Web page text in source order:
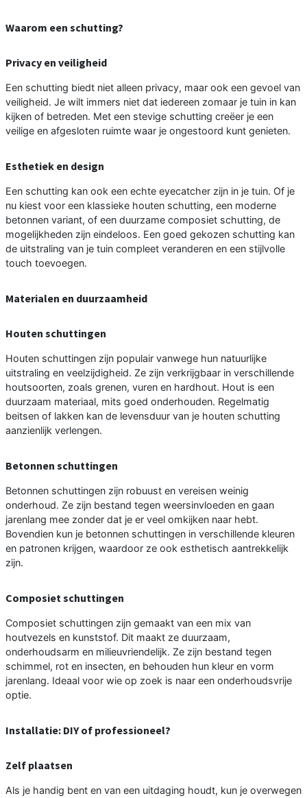
Waarom een schutting?
Privacy en veiligheid
Een schutting biedt niet alleen privacy, maar ook een gevoel van
veiligheid. Je wilt immers niet dat iedereen zomaar je tuin in kan
kijken of betreden. Met een stevige schutting creëer je een
veilige en afgesloten ruimte waar je ongestoord kunt genieten.
Esthetiek en design
Een schutting kan ook een echte eyecatcher zijn in je tuin. Of je
nu kiest voor een klassieke houten schutting, een moderne
betonnen variant, of een duurzame composiet schutting, de
mogelijkheden zijn eindeloos. Een goed gekozen schutting kan
de uitstraling van je tuin compleet veranderen en een stijlvolle
touch toevoegen.
Materialen en duurzaamheid
Houten schuttingen
Houten schuttingen zijn populair vanwege hun natuurlijke
uitstraling en veelzijdigheid. Ze zijn verkrijgbaar in verschillende
houtsoorten, zoals grenen, vuren en hardhout. Hout is een
duurzaam materiaal, mits goed onderhouden. Regelmatig
beitsen of lakken kan de levensduur van je houten schutting
aanzienlijk verlengen.
Betonnen schuttingen
Betonnen schuttingen zijn robuust en vereisen weinig
onderhoud. Ze zijn bestand tegen weersinvloeden en gaan
jarenlang mee zonder dat je er veel omkijken naar hebt.
Bovendien kun je betonnen schuttingen in verschillende kleuren
en patronen krijgen, waardoor ze ook esthetisch aantrekkelijk
zijn.
Composiet schuttingen
Composiet schuttingen zijn gemaakt van een mix van
houtvezels en kunststof. Dit maakt ze duurzaam,
onderhoudsarm en milieuvriendelijk. Ze zijn bestand tegen
schimmel, rot en insecten, en behouden hun kleur en vorm
jarenlang. Ideaal voor wie op zoek is naar een onderhoudsvrije
optie.
Installatie: DIY of professioneel?
Zelf plaatsen
Als je handig bent en van een uitdaging houdt, kun je overwegen